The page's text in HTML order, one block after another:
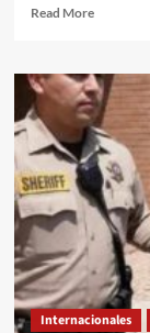
Read MoreRead
Enrique
Díaz
Vega,
ex
secretario
de
Finanzas
de
Sinaloa,
entrega
a
EU
Internacionales